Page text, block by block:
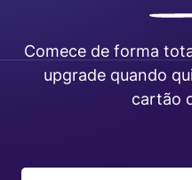
Comece de forma
upgrade quando
cartão